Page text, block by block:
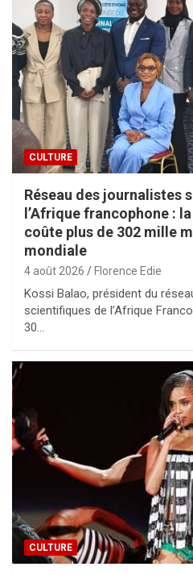
CULTURE
Réseau des journalistes
l’Afrique francophone :
coûte plus de 302 mille
mondiale
4 août 2026 Florence Edie
Kossi Balao, président du
scientifiques de l’Afrique
30…
CULTURE